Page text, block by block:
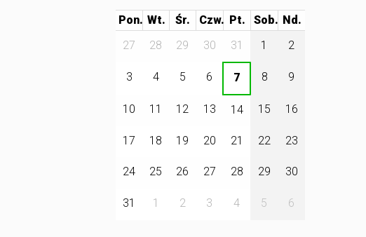
Pon. Wt. Śr. Czw. Pt.
Sob.
27
28 29 30 31 1 2
3 4 5 6 7 8 9
10 11 12 13 14 15 16
17 18 19 20 21 22 23
24 25 26 27 28 29 30
31 1 2 3 4 5 6